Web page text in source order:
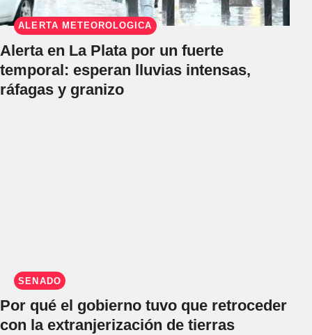
ALERTA METEOROLÓGICA
Alerta en La Plata por un fuerte
temporal: esperan lluvias intensas,
ráfagas y granizo
SENADO
Por qué el gobierno tuvo que retroceder
con la extranjerización de tierras